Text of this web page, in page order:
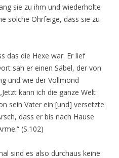
sie zu ihm und wiederholte
solche Ohrfeige, dass sie zu
das die Hexe war. Er lief
sah er einen Säbel, der von
und wie der Vollmond
kann ich die ganze Welt
sein Vater ein [und] versetzte
dass er bis nach Hause
(S.102)
sind es also durchaus keine